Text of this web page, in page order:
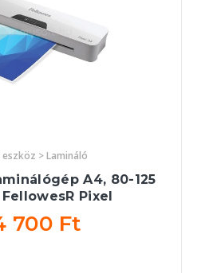
> Lamináló
A4, 80-125
Pixel
700 Ft